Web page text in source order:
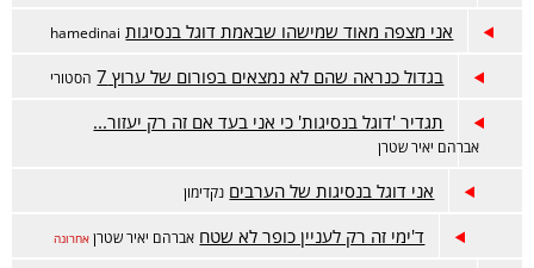
אני מצפה מאוד שמישהו שבאמת דוגל בנסיגות hamedinai
בגדול כנראה שהם לא נמצאים בפורום של ערוץ 7 הסטורי
תגדיר 'דוגל בנסיגות' כי אני בעד אם זה רק יעזור...
אברהם יאיר שטרן
אני דוגל בנסיגות של הערבים נקדימון
ד'ימי זה רק לעניין כופר לא שטח אברהם יאיר שטרן אחרונה